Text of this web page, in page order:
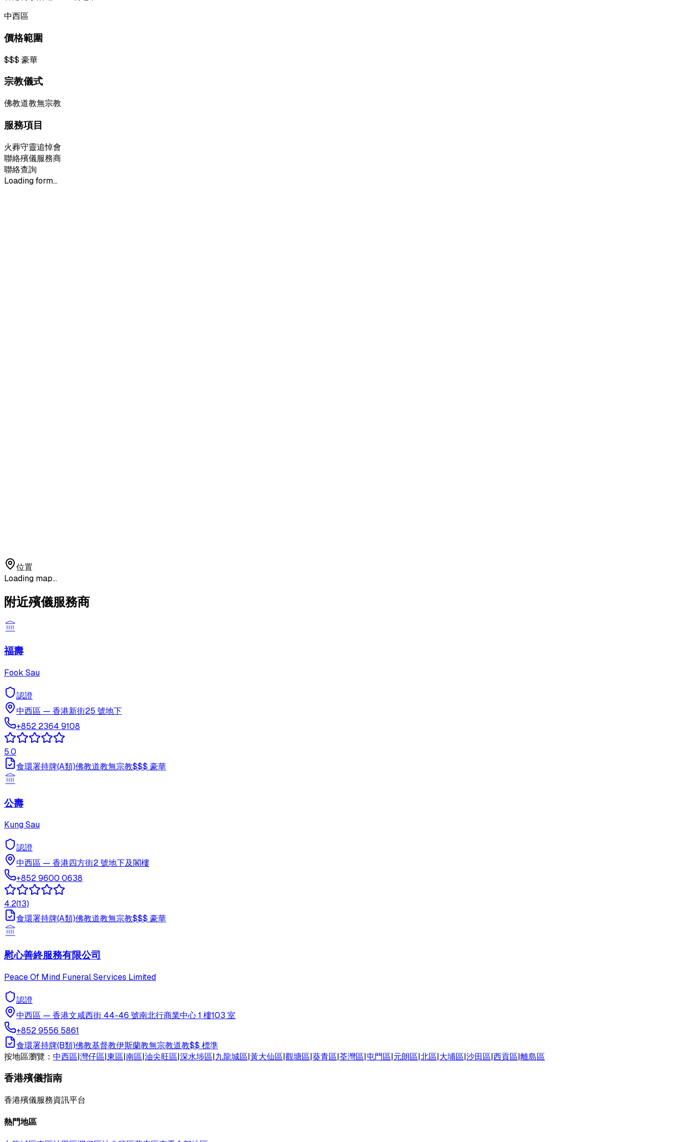
中西區
價格範圍
$$$ 豪華
宗教儀式
佛教道教無宗教
服務項目
火葬守靈追悼會
聯絡殯儀服務商
聯絡查詢
Loading form...
位置
Loading map...
附近殯儀服務商
福壽
Fook Sau
認證
中西區 — 香港新街25 號地下
+852 2364 9108
5.0
食環署持牌(A類)佛教道教無宗教$$$ 豪華
公壽
Kung Sau
認證
中西區 — 香港四方街2 號地下及閣樓
+852 9600 0638
4.2(13)
食環署持牌(A類)佛教道教無宗教$$$ 豪華
慰心善終服務有限公司
Peace Of Mind Funeral Services Limited
認證
中西區 — 香港文咸西街 44-46 號南北行商業中心 1 樓103 室
+852 9556 5861
食環署持牌(B類)佛教基督教伊斯蘭教無宗教道教$$ 標準
按地區瀏覽： 中西區|灣仔區|東區|南區|油尖旺區|深水埗區|九龍城區|黃大仙區|觀塘區|葵青區|荃灣區|屯門區|元朗區|北區|大埔區|沙田區|西貢區|離島區
香港殯儀指南
香港殯儀服務資訊平台
熱門地區